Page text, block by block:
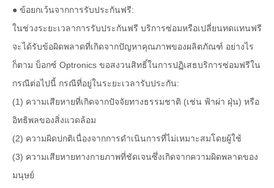
● ข้อยกเว้นจากการรับประกันฟรี:
ในช่วงระยะเวลาการรับประกันฟรี บริการซ่อมหรือเปลี่ยนทดแทนฟรี
จะได้รับข้อผิดพลาดที่เกิดจากปัญหาคุณภาพของผลิตภัณฑ์ อย่างไร
ก็ตาม บ็อกซ์ Optronics ขอสงวนสิทธิ์ในการปฏิเสธบริการซ่อมฟรีใน
กรณีต่อไปนี้ กรณีที่อยู่ในระยะเวลารับประกัน:
(1) ความเสียหายที่เกิดจากปัจจัยทางธรรมชาติ (เช่น ฟ้าผ่า ฝุ่น) หรือ
อิทธิพลของสิ่งแวดล้อม
(2) ความผิดปกติเนื่องจากการดำเนินการที่ไม่เหมาะสมโดยผู้ใช้
(3) ความเสียหายทางกายภาพที่ชัดเจนซึ่งเกิดจากความผิดพลาดของ
มนุษย์